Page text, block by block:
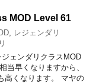
MOD Level 61
レジェンダリ
ェンダリクラスMOD
当早くなりますから、
高くなります。 マヤの